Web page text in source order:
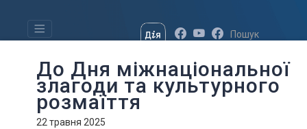
До Дня міжнаціональної
злагоди та культурного
розмаїття
22 травня 2025